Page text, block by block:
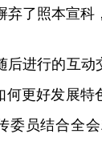
弃了照本宣科
后进行的互动
何更好发展特
委员结合全